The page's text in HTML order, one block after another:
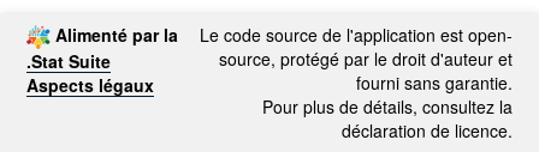
Alimenté par la
.Stat Suite
Aspects légaux
Le code source de l'application est open-
source, protégé par le droit d'auteur et
fourni sans garantie.
Pour plus de détails, consultez la
déclaration de licence.